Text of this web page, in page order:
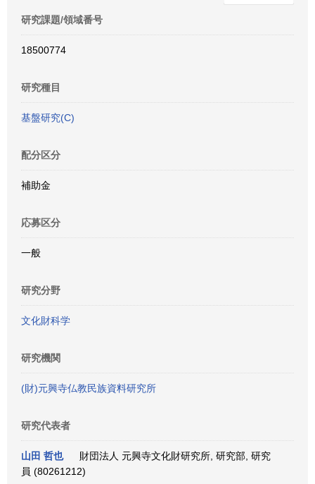
研究課題/領域番号
18500774
研究種目
基盤研究(C)
配分区分
補助金
応募区分
一般
研究分野
文化財科学
研究機関
(財)元興寺仏教民族資料研究所
研究代表者
山田 哲也
財団法人 元興寺文化財研究所, 研究部, 研究
員 (80261212)